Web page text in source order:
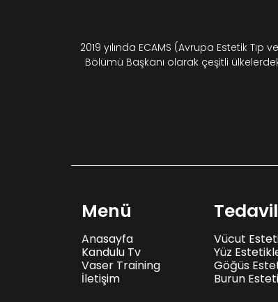
2019 yılında ECAMS (Avrupa Estetik
Bölümü Başkanı olarak çeşitli
Menü
Anasayfa
Kandulu Tv
Vaser Training
İletişim
Vücut
Yüz
Göğüs
Burun